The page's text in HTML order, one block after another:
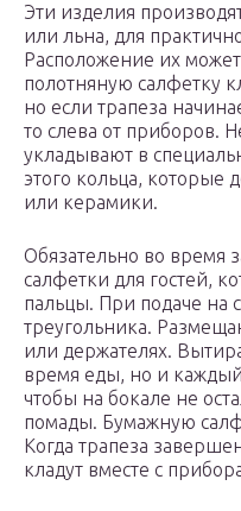
Эти изделия
или льна, для
Расположение их может
полотняную салфетку
но если трапеза
то слева от приборов.
укладывают в
этого кольца, которые
или керамики.
Обязательно во время
салфетки для гостей,
пальцы. При подаче на
треугольника.
или держателях.
время еды, но и
чтобы на бокале не
помады. Бумажную
Когда трапеза
кладут вместе с